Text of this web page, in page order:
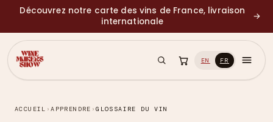
Découvrez notre carte des vins de France, livraison
internationale
→
EN FR
ACCUEIL ›APPRENDRE ›GLOSSAIRE DU VIN